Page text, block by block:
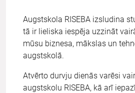
Augstskola RISEBA izsludina
tā ir lieliska iespēja uzzināt
mūsu biznesa, mākslas un
augstskolā.
Atvērto durvju dienās varēsi
augstskolu RISEBA, kā arī